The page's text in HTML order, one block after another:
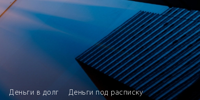
Деньги в долг Деньги под расписку